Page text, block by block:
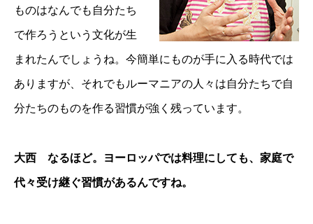
ものはなんでも自分たち
で作ろうという文化が生
まれたんでしょうね。今簡単にものが手に入る時代では
ありますが、それでもルーマニアの人々は自分たちで自
分たちのものを作る習慣が強く残っています。
大西 なるほど。ヨーロッパでは料理にしても、家庭で
代々受け継ぐ習慣があるんですね。